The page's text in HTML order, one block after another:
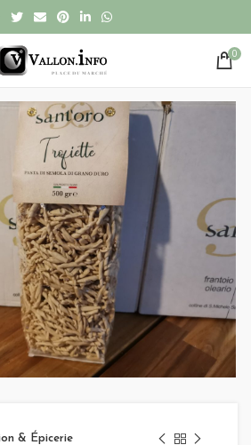
0
& Épicerie